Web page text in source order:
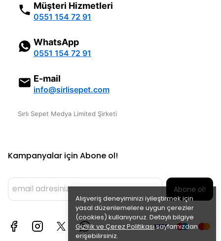
Alışveriş deneyiminizi iyileştirmek için
yasal düzenlemelere uygun çerezler
(cookies) kullanıyoruz. Detaylı bilgiye
Gizlilik ve Çerez Politikasısayfamızdan
erişebilirsiniz.
Müşteri Hizmetleri
0551 154 72 91
WhatsApp
0551 154 72 91
E-mail
info@sirlisepet.com
Sırlı Sepet Medya Limited Şirketi
Kampanyalar için Abone ol!
Abone ol!